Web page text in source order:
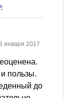
января 2017
пользы.
до